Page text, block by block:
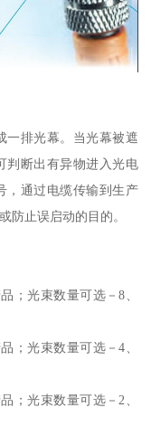
一排光幕。当光幕被遮
判断出有异物进入光电
，通过电缆传输到生产
防止误启动的目的。
；光束数量可选－8、
；光束数量可选－4、
；光束数量可选－2、